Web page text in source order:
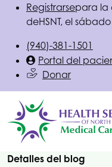
Registrarsepara la
deHSNT, el
(940)-381-1501
Portal del
Donar
Detalles del blog